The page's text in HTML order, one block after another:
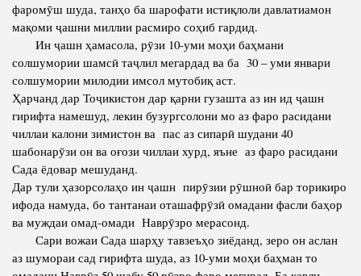
фаромӯш шуда, танҳо ба шарофати истиқлоли давлатиамон
мақоми ҷашни миллии расмиро соҳиб гардид.
Ин ҷашн ҳамасола, рӯзи 10-уми моҳи баҳмани
солшумории шамсӣ таҷлил мегардад ва ба 30 – уми январи
солшумории милодии имсол мутобиқ аст.
Ҳарчанд дар Тоҷикистон дар қарни гузашта аз ин ид ҷашн
гирифта намешуд, лекин бузургсолони мо аз фаро расидани
чиллаи калони зимистон ва пас аз сипарӣ шудани 40
шабонарӯзи он ва оғози чиллаи хурд, яъне аз фаро расидани
Сада ёдовар мешуданд.
Дар тули ҳазорсолаҳо ин ҷашн пирӯзии рӯшноӣ бар торикиро
ифода намуда, бо тантанаи оташафрӯзӣ омадани фасли баҳор
ва муждаи омад-омади Наврӯзро мерасонд.
Сари вожаи Сада шарҳу тавзеъҳо зиёданд, зеро он аслан
аз шумораи сад гирифта шуда, аз 10-уми моҳи баҳман то